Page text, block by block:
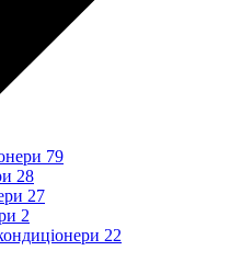
79
28
27
2
22